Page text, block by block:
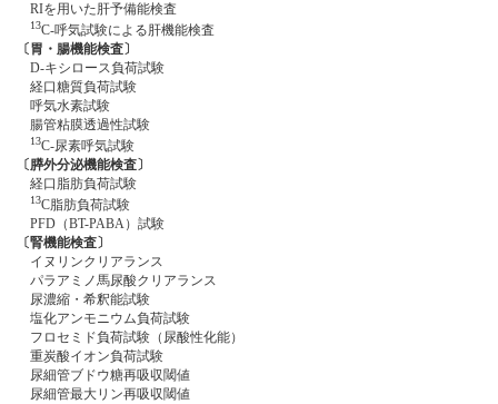
RIを用いた肝予備能検査
13C-呼気試験による肝機能検査
〔胃・腸機能検査〕
D-キシロース負荷試験
経口糖質負荷試験
呼気水素試験
腸管粘膜透過性試験
13C-尿素呼気試験
〔膵外分泌機能検査〕
経口脂肪負荷試験
13C脂肪負荷試験
PFD（BT-PABA）試験
〔腎機能検査〕
イヌリンクリアランス
パラアミノ馬尿酸クリアランス
尿濃縮・希釈能試験
塩化アンモニウム負荷試験
フロセミド負荷試験（尿酸性化能）
重炭酸イオン負荷試験
尿細管ブドウ糖再吸収閾値
尿細管最大リン再吸収閾値